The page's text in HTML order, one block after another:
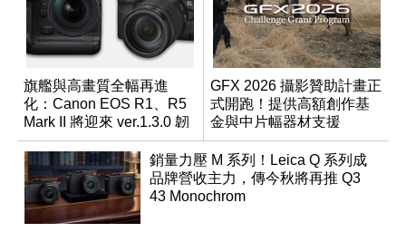
旗艦與高畫質全幅再進
化：Canon EOS R1、R5
Mark II 將迎來 ver.1.3.0 韌
體更新
GFX 2026 攝影贊助計畫正
式開跑！提供高額創作基
金與中片幅器材支援
銷量力壓 M 系列！Leica Q 系列成
品牌營收主力，傳今秋將再推 Q3
43 Monochrom